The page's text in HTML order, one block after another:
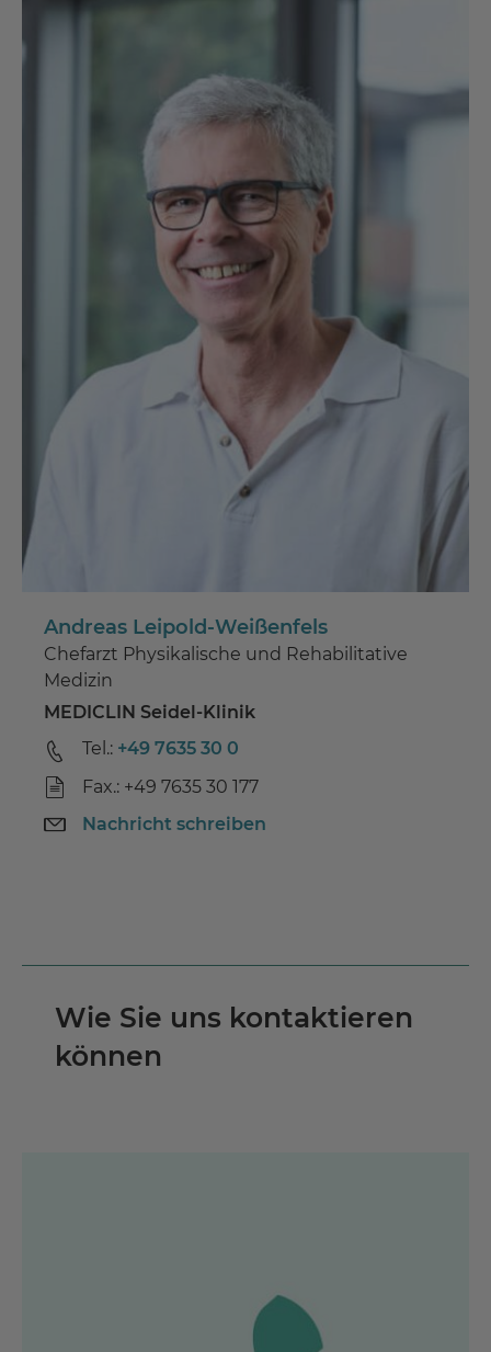
Andreas Leipold-Weißenfels
Chefarzt Physikalische und Rehabilitative
Medizin
MEDICLIN Seidel-Klinik
Tel.: +49 7635 30 0
Fax.: +49 7635 30 177
Nachricht schreiben
Wie Sie uns kontaktieren
können